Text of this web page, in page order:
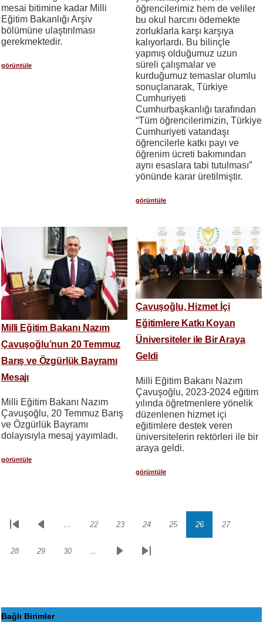
mesai bitimine kadar Milli
Eğitim Bakanlığı Arşiv
bölümüne ulaştırılması
gerekmektedir.
görüntüle
öğrencilerimiz hem de veliler
bu okul harcını ödemekte
zorluklarla karşı karşıya
kalıyorlardı. Bu bilinçle
yapmış olduğumuz uzun
süreli çalışmalar ve
kurduğumuz temaslar olumlu
sonuçlanarak, Türkiye
Cumhuriyeti
Cumhurbaşkanlığı tarafından
“Tüm öğrencilerimizin, Türkiye
Cumhuriyeti vatandaşı
öğrencilerle katkı payı ve
öğrenim ücreti bakımından
aynı esaslara tabi tutulması”
yönünde karar üretilmiştir.
görüntüle
Milli Eğitim Bakanı Nazım
Çavuşoğlu’nun 20 Temmuz
Barış ve Özgürlük Bayramı
Mesajı
Milli Eğitim Bakanı Nazım
Çavuşoğlu, 20 Temmuz Barış
ve Özgürlük Bayramı
dolayısıyla mesaj yayımladı.
görüntüle
Çavuşoğlu, Hizmet İçi
Eğitimlere Katkı Koyan
Üniversiteler ile Bir Araya
Geldi
Milli Eğitim Bakanı Nazım
Çavuşoğlu, 2023-2024 eğitim
yılında öğretmenlere yönelik
düzenlenen hizmet içi
eğitimlere destek veren
üniversitelerin rektörleri ile bir
araya geldi.
görüntüle
Sayfalama
İlk
Önceki… Sayfa
22 Sayfa
23 Sayfa
24 Sayfa
25 Sayfa
26 Sayfa
27
Sayfa
28 Sayfa
29 Sayfa
30 …
SonrakiSon
Bağlı Birimler